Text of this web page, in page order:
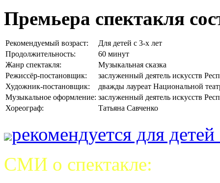
Премьера спектакля
Рекомендуемый возраст:
Для детей с 3-х лет
Продолжительность:
60 минут
Жанр спектакля:
Музыкальная сказка
Режиссёр-постановщик:
заслуженный деятель искусств
Художник-постановщик:
дважды лауреат Национальной
Музыкальное оформление: заслуженный деятель искусств
Хореограф:
Татьяна Савченко
рекомендуется для
СМИ о спектакле: